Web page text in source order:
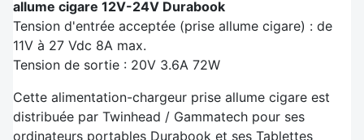
allume cigare 12V-24V Durabook
Tension d'entrée acceptée (prise allume cigare) : de
11V à 27 Vdc 8A max.
Tension de sortie : 20V 3.6A 72W
Cette alimentation-chargeur prise allume cigare est
distribuée par Twinhead / Gammatech pour ses
ordinateurs portables Durabook et ses Tablettes